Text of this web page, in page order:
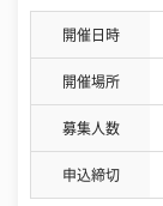
開催日時
開催場所
募集人数
申込締切